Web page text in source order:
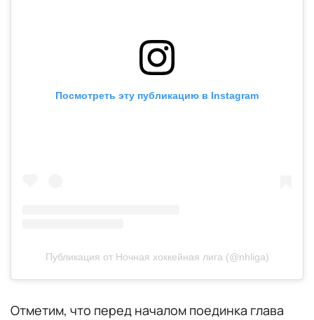
Посмотреть эту публикацию в Instagram
Публикация от Ночная хоккейная лига (@nhliga)
Отметим, что перед началом поединка глава